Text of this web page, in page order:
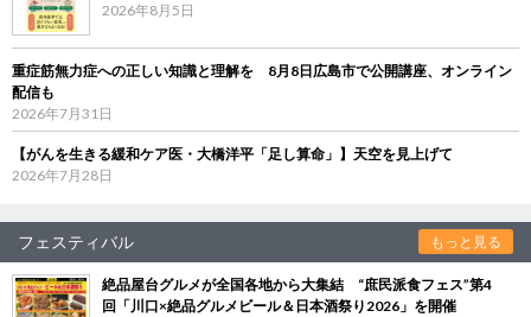
2026年8月5日
重症筋無力症への正しい知識と理解を 8月8日広島市で公開講座、オンライン
配信も
2026年7月31日
【がんを生きる緩和ケア医・大橋洋平「足し算命」】天空を見上げて
2026年7月28日
フェスティバル もっと見る
絶品屋台グルメが全国各地から大集結 “庶民派食フェス”第4
回「川口×絶品グルメビール＆日本酒祭り2026」を開催